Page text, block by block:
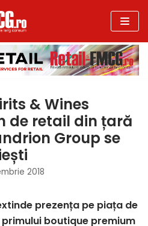
& Wines
de retail din țară
Group se
2018
prezența pe piața de
boutique premium